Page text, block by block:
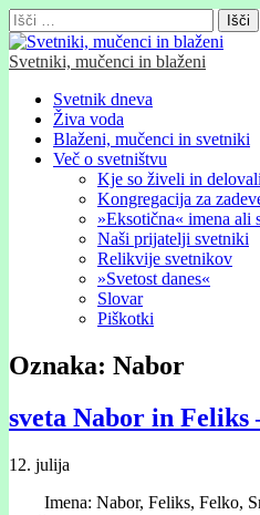
Išči:
Svetniki, mučenci in blaženi
Glavni
meni
Skip
content
Svetnik dneva
Živa voda
Blaženi, mučenci in svetniki
Več o svetništvu
Kje so živeli in
Kongregacija za
»Eksotična« imena ali
Naši prijatelji svetniki
Relikvije svetnikov
»Svetost danes«
Slovar
Piškotki
Oznaka: Nabor
sveta Nabor in Feliks
12. julija
Imena: Nabor, Feliks, Felko,